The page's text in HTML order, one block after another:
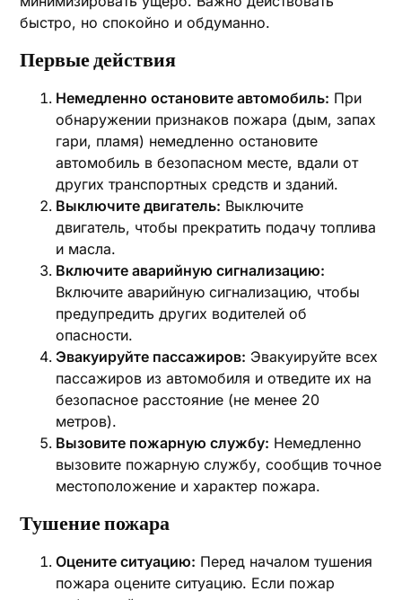
быстро, но спокойно и обдуманно.
Первые действия
Немедленно остановите автомобиль: При
обнаружении признаков пожара (дым, запах
гари, пламя) немедленно остановите
автомобиль в безопасном месте, вдали от
других транспортных средств и зданий.
Выключите двигатель: Выключите
двигатель, чтобы прекратить подачу топлива
и масла.
Включите аварийную сигнализацию:
Включите аварийную сигнализацию, чтобы
предупредить других водителей об
опасности.
Эвакуируйте пассажиров: Эвакуируйте всех
пассажиров из автомобиля и отведите их на
безопасное расстояние (не менее 20
метров).
Вызовите пожарную службу: Немедленно
вызовите пожарную службу, сообщив точное
местоположение и характер пожара.
Тушение пожара
Оцените ситуацию: Перед началом тушения
пожара оцените ситуацию. Если пожар